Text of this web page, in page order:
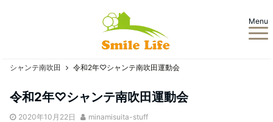
Menu
シャンテ南吹田 令和2年♡シャンテ南吹田運動会
令和2年♡シャンテ南吹田運動会
2020年10月22日 minamisuita-stuff